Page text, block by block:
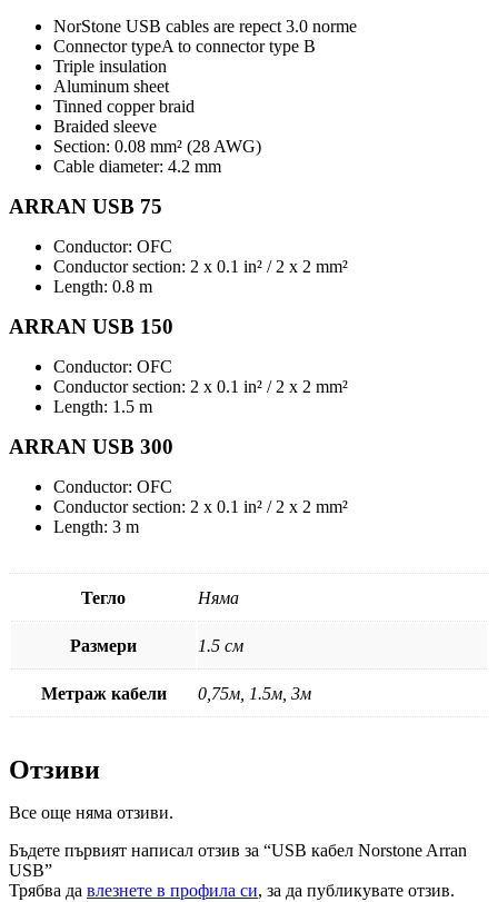
NorStone USB cables are repect 3.0 norme
Connector typeA to connector type B
Triple insulation
Aluminum sheet
Tinned copper braid
Braided sleeve
Section: 0.08 mm² (28 AWG)
Cable diameter: 4.2 mm
ARRAN USB 75
Conductor: OFC
Conductor section: 2 x 0.1 in² / 2 x 2 mm²
Length: 0.8 m
ARRAN USB 150
Conductor: OFC
Conductor section: 2 x 0.1 in² / 2 x 2 mm²
Length: 1.5 m
ARRAN USB 300
Conductor: OFC
Conductor section: 2 x 0.1 in² / 2 x 2 mm²
Length: 3 m
Тегло Няма
Размери 1.5 см
Метраж кабели 0,75м, 1.5м, 3м
Отзиви
Все още няма отзиви.
Бъдете първият написал отзив за “USB кабел Norstone Arran
USB”
Трябва да влезнете в профила си, за да публикувате отзив.